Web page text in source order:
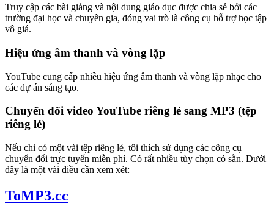
Truy cập các bài giảng và nội dung giáo dục được chia sẻ bởi các
trường đại học và chuyên gia, đóng vai trò là công cụ hỗ trợ học tập
vô giá.
Hiệu ứng âm thanh và vòng lặp
YouTube cung cấp nhiều hiệu ứng âm thanh và vòng lặp nhạc cho
các dự án sáng tạo.
Chuyển đổi video YouTube riêng lẻ sang MP3 (tệp
riêng lẻ)
Nếu chỉ có một vài tệp riêng lẻ, tôi thích sử dụng các công cụ
chuyển đổi trực tuyến miễn phí. Có rất nhiều tùy chọn có sẵn. Dưới
đây là một vài điều cần xem xét:
ToMP3.cc